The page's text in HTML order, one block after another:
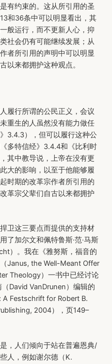
有约束的。这从所引用的圣
和36条中可以明显看出，其
般运行，而不更新人心，抑
社会仍有可能继续发展；从
者所引用的声明中可以明显
以来都拥护这种观点。
履行所谓的公民正义，会议
重生的人虽然没有能力做任
3.4.3），但可以履行这种公
多特信经》3.4.4和《比利时
其中教导说，上帝在没有更
大的影响，以至于他能够履
时期的改革宗作者所引用的
革宗父辈们自古以来都拥护
卫这三要点而提供的支持材
了加尔文和佩特鲁斯·范·马斯
）。我在《雅努斯，福音的
Janus, the Well-Meant Offer
Theology）一书中已经讨论
David VanDrunen）编辑的
Festschrift for Robert B.
2004），页149–
，人们倾向于站在普遍恩典/
人，例如谢尔德（K.